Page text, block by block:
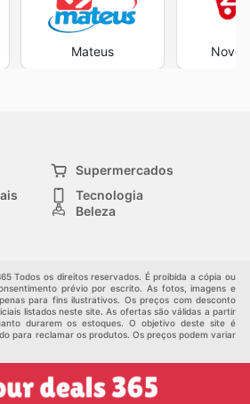
Mateus Novo
Supermercados
Tecnologia
Beleza
Todos os direitos reservados. É proibida a cópia ou
prévio por escrito. As fotos, imagens e
para fins ilustrativos. Os preços com desconto
listados neste site. As ofertas são válidas a partir
durarem os estoques. O objetivo deste site é
para reclamar os produtos. Os preços podem variar